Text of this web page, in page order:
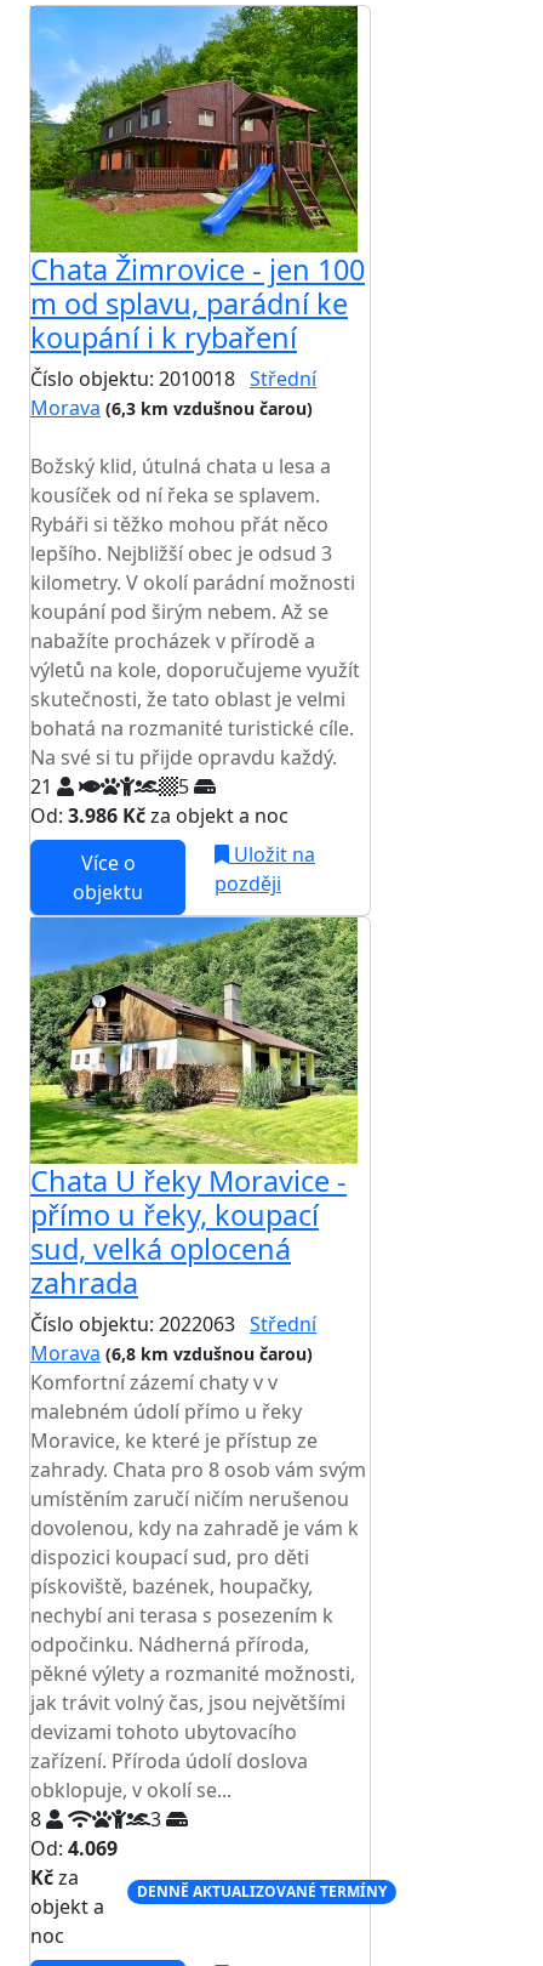
Chata Žimrovice - jen 100
m od splavu, parádní ke
koupání i k rybaření
Číslo objektu: 2010018 Střední
Morava (6,3 km vzdušnou čarou)
Božský klid, útulná chata u lesa a
kousíček od ní řeka se splavem.
Rybáři si těžko mohou přát něco
lepšího. Nejbližší obec je odsud 3
kilometry. V okolí parádní možnosti
koupání pod širým nebem. Až se
nabažíte procházek v přírodě a
výletů na kole, doporučujeme využít
skutečnosti, že tato oblast je velmi
bohatá na rozmanité turistické cíle.
Na své si tu přijde opravdu každý.
21
5
Od: 3.986 Kčza objekt a noc
Více o
objektu
Uložit na
později
Chata U řeky Moravice -
přímo u řeky, koupací
sud, velká oplocená
zahrada
Číslo objektu: 2022063 Střední
Morava (6,8 km vzdušnou čarou)
Komfortní zázemí chaty v v
malebném údolí přímo u řeky
Moravice, ke které je přístup ze
zahrady. Chata pro 8 osob vám svým
umístěním zaručí ničím nerušenou
dovolenou, kdy na zahradě je vám k
dispozici koupací sud, pro děti
pískoviště, bazének, houpačky,
nechybí ani terasa s posezením k
odpočinku. Nádherná příroda,
pěkné výlety a rozmanité možnosti,
jak trávit volný čas, jsou největšími
devizami tohoto ubytovacího
zařízení. Příroda údolí doslova
obklopuje, v okolí se...
8
3
Od: 4.069
Kčza
objekt a
noc
DENNĚ AKTUALIZOVANÉ TERMÍNY